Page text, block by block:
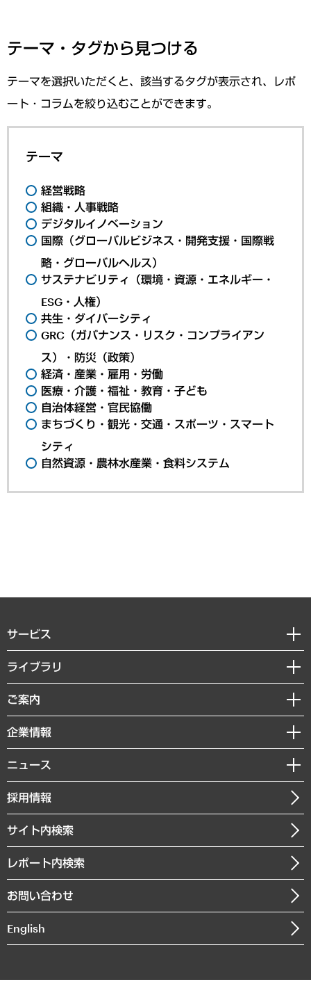
テーマ・タグから見つける
テーマを選択いただくと、該当するタグが表示され、レポ
ート・コラムを絞り込むことができます。
テーマ
経営戦略
組織・人事戦略
デジタルイノベーション
国際（グローバルビジネス・開発支援・国際戦
略・グローバルヘルス）
サステナビリティ（環境・資源・エネルギー・
ESG・人権）
共生・ダイバーシティ
GRC（ガバナンス・リスク・コンプライアン
ス）・防災（政策）
経済・産業・雇用・労働
医療・介護・福祉・教育・子ども
自治体経営・官民協働
まちづくり・観光・交通・スポーツ・スマート
シティ
自然資源・農林水産業・食料システム
サービス
経営戦略
組織・人事戦略
デジタルイノベーション
共生・ダイバーシティ
GRC（ガバナンス・リスク・コンプライアンス）・防災（政策）
経済・産業・雇用・労働
まちづくり・観光・交通・スポーツ・スマートシティ
自然資源・農林水産業・食料システム
ライブラリ
経済調査
レポート
コラム
経営用語集
受託・受注実績（官公庁関連）
メディア掲載・出演
ご案内
セミナー・イベント情報
MUFGビジネスセミナー
受託案件情報
企業情報
私たちの想い
社長メッセージ
会社概要
沿革
組織図・本部部室紹介
インドネシア現地法人
個人情報保護方針
ニュース
ニュースリリース
お知らせ
採用情報
サイト内検索
レポート内検索
お問い合わせ
English